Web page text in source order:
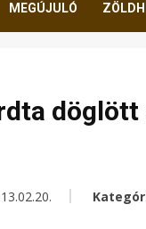
MEGÚJULÓ